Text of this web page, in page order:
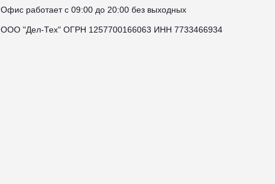
Офис работает с 09:00 до 20:00 без выходных
ООО "Дел-Тех" ОГРН 1257700166063 ИНН 7733466934